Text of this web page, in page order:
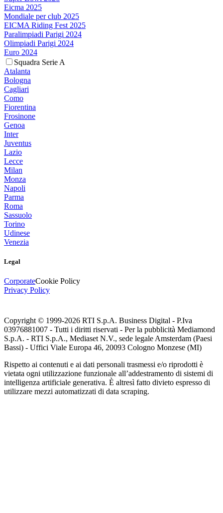
Eicma 2025
Mondiale per club 2025
EICMA Riding Fest 2025
Paralimpiadi Parigi 2024
Olimpiadi Parigi 2024
Euro 2024
Squadra Serie A
Atalanta
Bologna
Cagliari
Como
Fiorentina
Frosinone
Genoa
Inter
Juventus
Lazio
Lecce
Milan
Monza
Napoli
Parma
Roma
Sassuolo
Torino
Udinese
Venezia
Legal
CorporateCookie Policy
Privacy Policy
Copyright © 1999-2026 RTI S.p.A. Business Digital - P.Iva
03976881007 - Tutti i diritti riservati - Per la pubblicità Mediamond
S.p.A. - RTI S.p.A., Mediaset N.V., sede legale Amsterdam (Paesi
Bassi) - Uffici Viale Europa 46, 20093 Cologno Monzese (MI)
Rispetto ai contenuti e ai dati personali trasmessi e/o riprodotti è
vietata ogni utilizzazione funzionale all’addestramento di sistemi di
intelligenza artificiale generativa. È altresì fatto divieto espresso di
utilizzare mezzi automatizzati di data scraping.